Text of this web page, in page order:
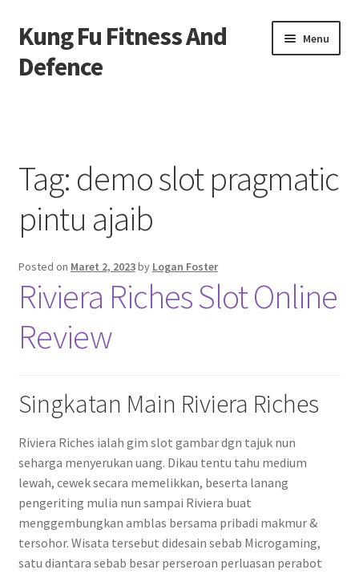
Skip
to
navigation
Skip
to
content
Kung Fu Fitness And
Defence
Menu
Contact us
Privacy Policy
Tag: demo slot pragmatic
pintu ajaib
Posted on Maret 2, 2023by Logan Foster
Riviera Riches Slot Online
Review
Singkatan Main Riviera Riches
Riviera Riches ialah gim slot gambar dgn tajuk nun
seharga menyerukan uang. Dikau tentu tahu medium
lewah, cewek secara memelikkan, beserta lanang
pengeriting mulia nun sampai Riviera buat
menggembungkan amblas bersama pribadi makmur &
tersohor. Wisata tersebut didesain sebab Microgaming,
satu diantara sebab besar perseroan perluasan perabot